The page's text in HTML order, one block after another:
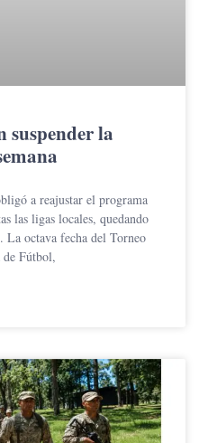
suspender la
a reajustar el programa
las ligas locales, quedando
La octava fecha del Torneo
Fútbol,